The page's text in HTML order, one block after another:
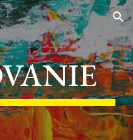
Skip to navigation